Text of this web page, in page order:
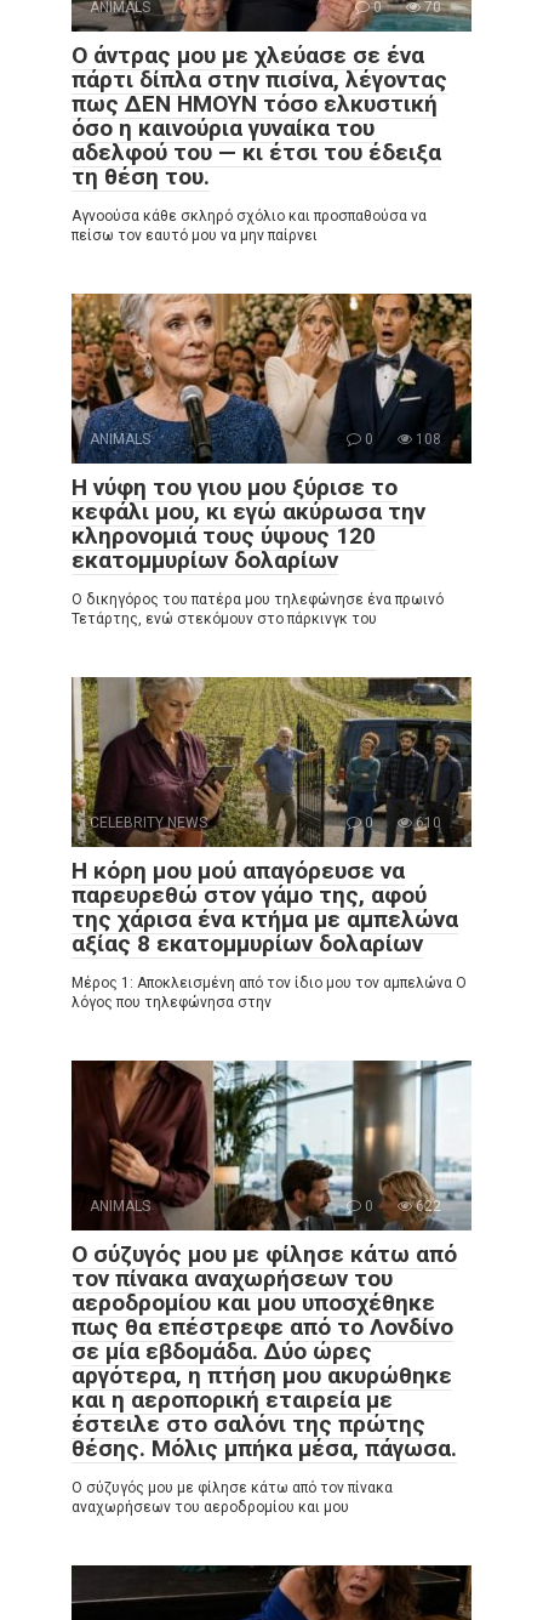
ANIMALS 0 70
Ο άντρας μου με χλεύασε σε ένα
πάρτι δίπλα στην πισίνα, λέγοντας
πως ΔΕΝ ΗΜΟΥΝ τόσο ελκυστική
όσο η καινούρια γυναίκα του
αδελφού του — κι έτσι του έδειξα
τη θέση του.
Αγνοούσα κάθε σκληρό σχόλιο και προσπαθούσα να
πείσω τον εαυτό μου να μην παίρνει
ANIMALS 0 108
Η νύφη του γιου μου ξύρισε το
κεφάλι μου, κι εγώ ακύρωσα την
κληρονομιά τους ύψους 120
εκατομμυρίων δολαρίων
Ο δικηγόρος του πατέρα μου τηλεφώνησε ένα πρωινό
Τετάρτης, ενώ στεκόμουν στο πάρκινγκ του
CELEBRITY NEWS 0 610
Η κόρη μου μού απαγόρευσε να
παρευρεθώ στον γάμο της, αφού
της χάρισα ένα κτήμα με αμπελώνα
αξίας 8 εκατομμυρίων δολαρίων
Μέρος 1: Αποκλεισμένη από τον ίδιο μου τον αμπελώνα Ο
λόγος που τηλεφώνησα στην
ANIMALS 0 622
Ο σύζυγός μου με φίλησε κάτω από
τον πίνακα αναχωρήσεων του
αεροδρομίου και μου υποσχέθηκε
πως θα επέστρεφε από το Λονδίνο
σε μία εβδομάδα. Δύο ώρες
αργότερα, η πτήση μου ακυρώθηκε
και η αεροπορική εταιρεία με
έστειλε στο σαλόνι της πρώτης
θέσης. Μόλις μπήκα μέσα, πάγωσα.
Ο σύζυγός μου με φίλησε κάτω από τον πίνακα
αναχωρήσεων του αεροδρομίου και μου